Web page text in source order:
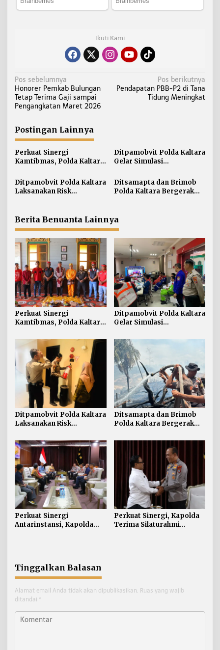
Ikuti Kami
N
a
v
g
a
s
i
p
o
Pos sebelumnya
Honorer Pemkab Bulungan
Tetap Terima Gaji sampai
Pengangkatan Maret 2026
Pos berikutnya
Pendapatan PBB-P2 di Tana
Tidung Meningkat
Postingan Lainnya
Perkuat Sinergi
Kamtibmas, Polda Kaltara
Bulungan
Ditpamobvit Polda Kaltara
Gelar Simulasi
Kebakaran Tangki V
Minyak di PT Pertamina
Ditpamobvit Polda Kaltara
Laksanakan Risk
Ditsamapta dan Brimob
Polda Kaltara Bergerak
2 Hektar di Bulungan
Berita Benuanta Lainnya
Perkuat Sinergi
Kamtibmas, Polda Kaltara
Bulungan
Ditpamobvit Polda Kaltara
Gelar Simulasi
Kebakaran Tangki V
Minyak di PT Pertamina
TBBM Tarakan
Ditpamobvit Polda Kaltara
Laksanakan Risk
Monaco Tarakan
Ditsamapta dan Brimob
Polda Kaltara Bergerak
Kebakaran Lahan Gambut
2 Hektar di Bulungan
Perkuat Sinergi
Antarinstansi, Kapolda
Perkuat Sinergi, Kapolda
Terima Silaturahmi
Tinggalkan Balasan
Alamat email Anda tidak akan dipublikasikan. Ruas yang wajib
ditandai *